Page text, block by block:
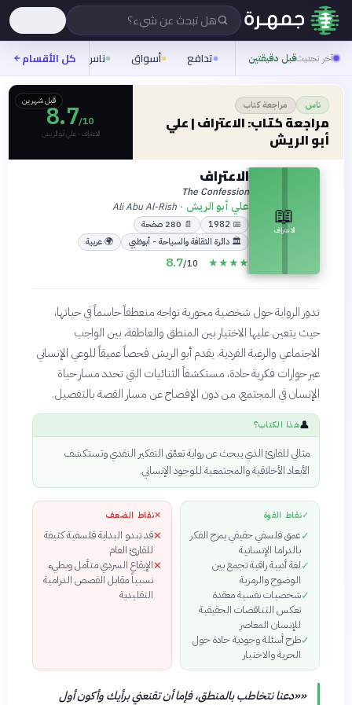
هل تبحث عن شيء؟
آخر تحديثقبل دقيقتين تدافع أسواق ناس روح
كل الأقسام
ناس مراجعة كتاب
مراجعة كتاب: الاعتراف | علي
أبو الريش
قبل شهرين8.7/10
الاعتراف · علي أبو الريش
📖
الاعتراف
الاعتراف
The Confession
علي أبو الريش ·
Ali Abu Al-Rish
📅
1982
📄
280صفحة
🏛 دائرة الثقافة والسياحة - أبوظبي 🌍عربية
★
★
★
★
8.7/10
تدور الرواية حول شخصية محورية تواجه منعطفاً حاسماً في حياتها،
حيث يتعين عليها الاختيار بين المنطق والعاطفة، بين الواجب
الاجتماعي والرغبة الفردية. يقدم أبو الريش فحصاً عميقاً للوعي الإنساني
عبر حوارات فكرية حادة، مستكشفاً الثنائيات التي تحدد مسار حياة
الإنسان في المجتمع، من دون الإفصاح عن مسار القصة بالتفصيل.
👤هذا الكتاب؟
مثالي للقارئ الذي يبحث عن رواية تعمّق التفكير النقدي وتستكشف
الأبعاد الأخلاقية والمجتمعية للوجود الإنساني.
✓نقاط القوة
✓عمق فلسفي حقيقي يمزج الفكر
بالدراما الإنسانية
✓لغة أدبية راقية تجمع بين
الوضوح والرمزية
✓شخصيات نفسية معقدة
تعكس التناقضات الحقيقية
للإنسان المعاصر
✓طرح أسئلة وجودية حادة حول
الحرية والاختيار
✕نقاط الضعف
✕قد تبدو البداية فلسفية كثيفة
للقارئ العام
✕الإيقاع السردي متأمل وبطيء
نسبياً مقابل القصص الدرامية
التقليدية
««دعنا نتخاطب بالمنطق، فإما أن تقنعني برأيك وأكون أول